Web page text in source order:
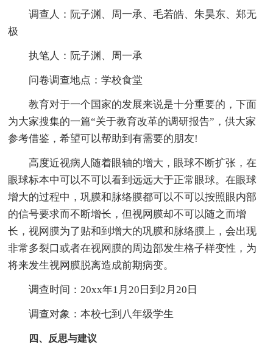
调查人：阮子渊、周一承、毛若皓、朱昊东、郑无
极
执笔人：阮子渊、周一承
问卷调查地点：学校食堂
教育对于一个国家的发展来说是十分重要的，下面
为大家搜集的一篇“关于教育改革的调研报告”，供大家
参考借鉴，希望可以帮助到有需要的朋友!
高度近视病人随着眼轴的增大，眼球不断扩张，在
眼球标本中可以不可以看到远远大于正常眼球。在眼球
增大的过程中，巩膜和脉络膜都可以不可以按照眼内部
的信号要求而不断增长，但视网膜却不可以随之而增
长，视网膜为了贴和到增大的巩膜和脉络膜上，会出现
非常多裂口或者在视网膜的周边部发生格子样变性，为
将来发生视网膜脱离造成前期病变。
调查时间：20xx年1月20日到2月20日
调查对象：本校七到八年级学生
四、反思与建议